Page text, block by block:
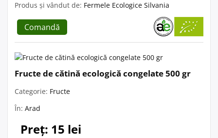
Produs și vândut de: Fermele Ecologice Silvania
Comandă
Fructe de cătină ecologică congelate 500 gr
Categorie: Fructe
În: Arad
Preț: 15 lei